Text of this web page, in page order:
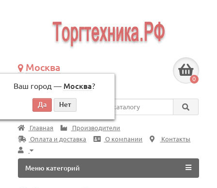
Москва
Ваш город — Москва?
по будням, с 09:00 до 18:00
0
Везде
Главная
Производители
Оплата и доставка
О компании Контакты
Меню категорий